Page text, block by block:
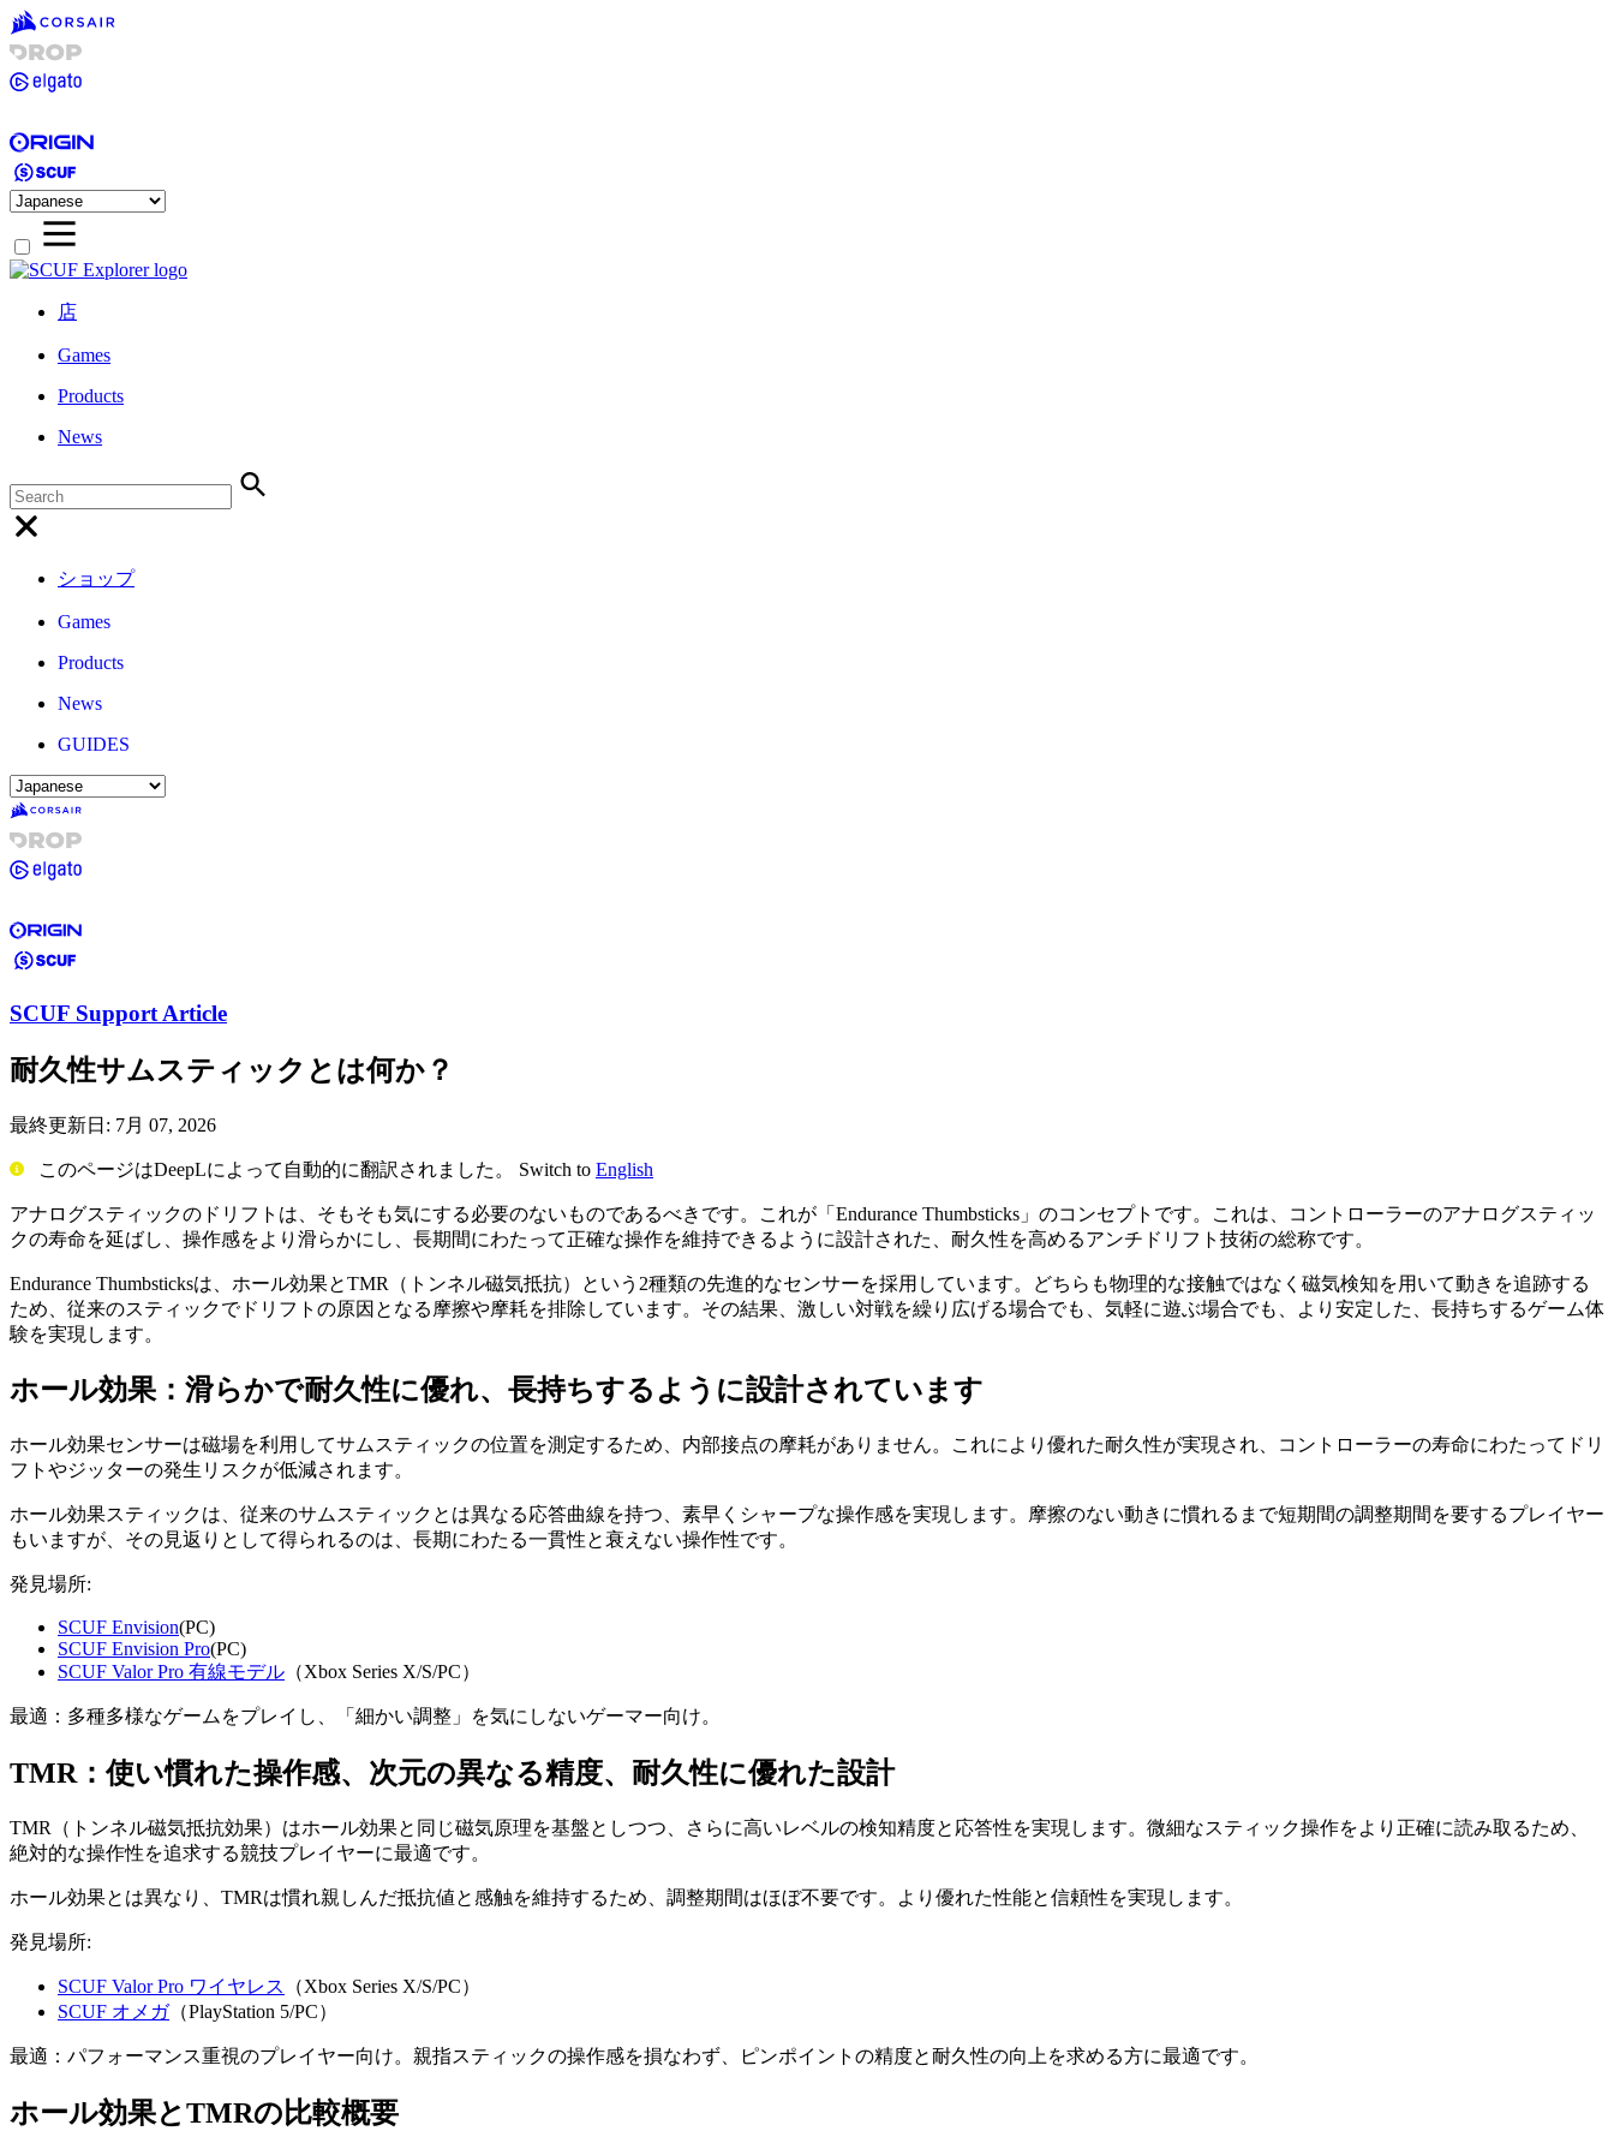
店
Games
Products
News
ショップ
Games
Products
News
GUIDES
SCUF Support Article
耐久性サムスティックとは何か？
最終更新日: 7月 07, 2026
このページはDeepLによって自動的に翻訳されました。 Switch to English
アナログスティックのドリフトは、そもそも気にする必要のないものであるべきです。これが「Endurance Thumbsticks」のコンセプトです。これは、コントローラーのアナログスティッ
クの寿命を延ばし、操作感をより滑らかにし、長期間にわたって正確な操作を維持できるように設計された、耐久性を高めるアンチドリフト技術の総称です。
Endurance Thumbsticksは、ホール効果とTMR（トンネル磁気抵抗）という2種類の先進的なセンサーを採用しています。どちらも物理的な接触ではなく磁気検知を用いて動きを追跡する
ため、従来のスティックでドリフトの原因となる摩擦や摩耗を排除しています。その結果、激しい対戦を繰り広げる場合でも、気軽に遊ぶ場合でも、より安定した、長持ちするゲーム体
験を実現します。
ホール効果：滑らかで耐久性に優れ、長持ちするように設計されています
ホール効果センサーは磁場を利用してサムスティックの位置を測定するため、内部接点の摩耗がありません。これにより優れた耐久性が実現され、コントローラーの寿命にわたってドリ
フトやジッターの発生リスクが低減されます。
ホール効果スティックは、従来のサムスティックとは異なる応答曲線を持つ、素早くシャープな操作感を実現します。摩擦のない動きに慣れるまで短期間の調整期間を要するプレイヤー
もいますが、その見返りとして得られるのは、長期にわたる一貫性と衰えない操作性です。
発見場所:
SCUF Envision(PC)
SCUF Envision Pro(PC)
SCUF Valor Pro 有線モデル （Xbox Series X/S/PC）
最適：多種多様なゲームをプレイし、「細かい調整」を気にしないゲーマー向け。
TMR：使い慣れた操作感、次元の異なる精度、耐久性に優れた設計
TMR（トンネル磁気抵抗効果）はホール効果と同じ磁気原理を基盤としつつ、さらに高いレベルの検知精度と応答性を実現します。微細なスティック操作をより正確に読み取るため、
絶対的な操作性を追求する競技プレイヤーに最適です。
ホール効果とは異なり、TMRは慣れ親しんだ抵抗値と感触を維持するため、調整期間はほぼ不要です。より優れた性能と信頼性を実現します。
発見場所:
SCUF Valor Pro ワイヤレス
（Xbox Series X/S/PC）
SCUF オメガ（PlayStation 5/PC）
最適：パフォーマンス重視のプレイヤー向け。親指スティックの操作感を損なわず、ピンポイントの精度と耐久性の向上を求める方に最適です。
ホール効果とTMRの比較概要